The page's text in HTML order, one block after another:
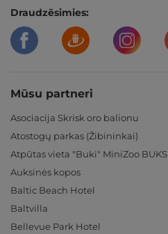
Draudzēsimies:
Mūsu partneri
Asociacija Skrisk oro balionu
Atostogų parkas (Žibininkai)
Atpūtas vieta "Buki" MiniZoo BUKS
Auksinės kopos
Baltic Beach Hotel
Baltvilla
Bellevue Park Hotel